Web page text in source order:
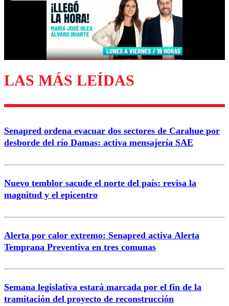
Enviar comentario
LAS MÁS LEÍDAS
Senapred ordena evacuar dos sectores de Carahue por
desborde del río Damas: activa mensajería SAE
Nuevo temblor sacude el norte del país: revisa la
magnitud y el epicentro
Alerta por calor extremo: Senapred activa Alerta
Temprana Preventiva en tres comunas
Semana legislativa estará marcada por el fin de la
tramitación del proyecto de reconstrucción